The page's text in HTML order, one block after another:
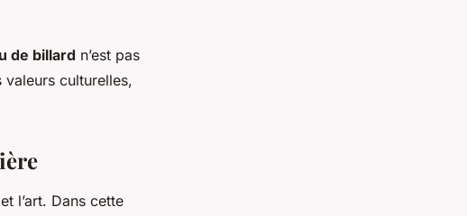
de billard n’est pas
valeurs culturelles,
l’art. Dans cette